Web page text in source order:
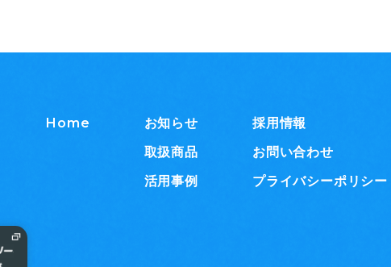
Home お知らせ
取扱商品
活用事例
採用情報
お問い合わせ
プライバシーポリシー